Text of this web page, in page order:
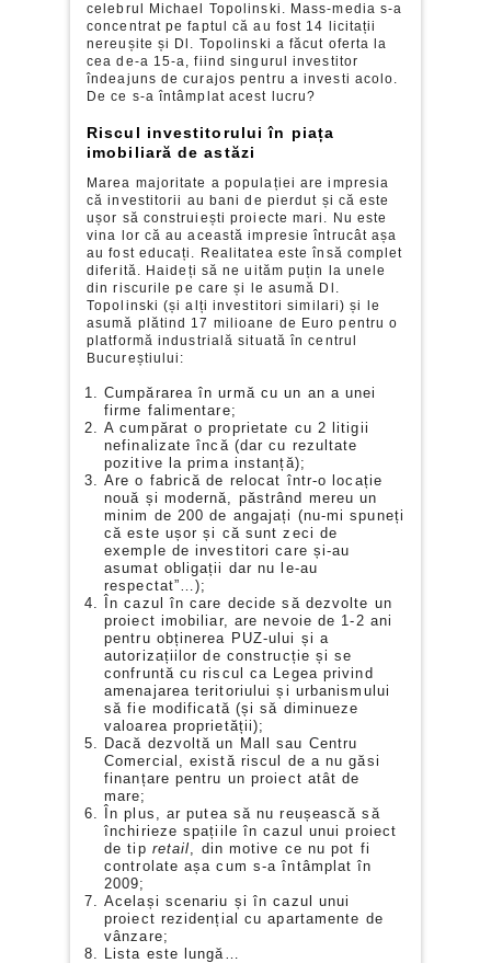
celebrul Michael Topolinski. Mass-media s-a
concentrat pe faptul că au fost 14 licitații
nereușite și Dl. Topolinski a făcut oferta la
cea de-a 15-a, fiind singurul investitor
îndeajuns de curajos pentru a investi acolo.
De ce s-a întâmplat acest lucru?
Riscul investitorului în piața
imobiliară de astăzi
Marea majoritate a populației are impresia
că investitorii au bani de pierdut și că este
ușor să construiești proiecte mari. Nu este
vina lor că au această impresie întrucât așa
au fost educați. Realitatea este însă complet
diferită. Haideți să ne uităm puțin la unele
din riscurile pe care și le asumă Dl.
Topolinski (și alți investitori similari) și le
asumă plătind 17 milioane de Euro pentru o
platformă industrială situată în centrul
Bucureștiului:
Cumpărarea în urmă cu un an a unei
firme falimentare;
A cumpărat o proprietate cu 2 litigii
nefinalizate încă (dar cu rezultate
pozitive la prima instanță);
Are o fabrică de relocat într-o locație
nouă și modernă, păstrând mereu un
minim de 200 de angajați (nu-mi spuneți
că este ușor și că sunt zeci de
exemple de investitori care și-au
asumat obligații dar nu le-au
respectat”…);
În cazul în care decide să dezvolte un
proiect imobiliar, are nevoie de 1-2 ani
pentru obținerea PUZ-ului și a
autorizațiilor de construcție și se
confruntă cu riscul ca Legea privind
amenajarea teritoriului și urbanismului
să fie modificată (și să diminueze
valoarea proprietății);
Dacă dezvoltă un Mall sau Centru
Comercial, există riscul de a nu găsi
finanțare pentru un proiect atât de
mare;
În plus, ar putea să nu reușească să
închirieze spațiile în cazul unui proiect
de tip retail, din motive ce nu pot fi
controlate așa cum s-a întâmplat în
2009;
Același scenariu și în cazul unui
proiect rezidențial cu apartamente de
vânzare;
Lista este lungă…